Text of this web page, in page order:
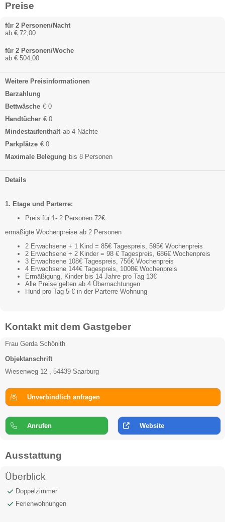
Preise
für 2 Personen/Nacht
ab € 72,00
für 2 Personen/Woche
ab € 504,00
Weitere Preisinformationen
Barzahlung
Bettwäsche € 0
Handtücher € 0
Mindestaufenthalt ab 4 Nächte
Parkplätze € 0
Maximale Belegung bis 8 Personen
Details
1. Etage und Parterre:
Preis für 1- 2 Personen 72€
ermäßigte Wochenpreise ab 2 Personen
2 Erwachsene + 1 Kind = 85€ Tagespreis, 595€ Wochenpreis
2 Erwachsene + 2 Kinder = 98 € Tagespreis, 686€ Wochenpreis
3 Erwachsene 108€ Tagespreis, 756€ Wochenpreis
4 Erwachsene 144€ Tagespreis, 1008€ Wochenpreis
Ermäßigung, Kinder bis 14 Jahre pro Tag 13€
Alle Preise gelten ab 4 Übernachtungen
Hund pro Tag 5 € in der Parterre Wohnung
Kontakt mit dem Gastgeber
Frau Gerda Schönith
Objektanschrift
Wiesenweg 12 , 54439 Saarburg
Unverbindlich anfragen
Anrufen Website
Ausstattung
Überblick
Doppelzimmer
Ferienwohnungen